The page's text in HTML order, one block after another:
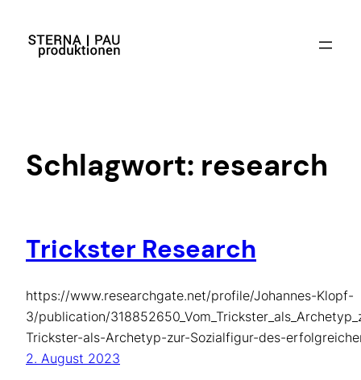
Inhalt
springen
Schlagwort: research
Trickster Research
https://www.researchgate.net/profile/Johannes-Klopf-
3/publication/
Trickster-als-Archetyp-zur-Sozialfigur-des-
2. August 2023